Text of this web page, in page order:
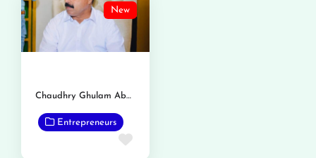
New
Chaudhry Ghulam Abbas Tarar Nambardar
Entrepreneurs
Favorite